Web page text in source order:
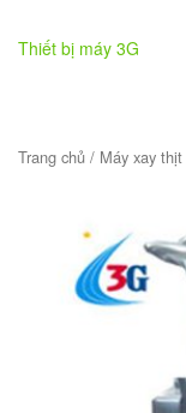
Thiết bị máy 3G
Trang chủ / Máy xay thịt